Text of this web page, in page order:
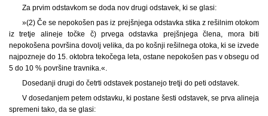
Za prvim odstavkom se doda nov drugi odstavek, ki se glasi:
»(2) Če se nepokošen pas iz prejšnjega odstavka stika z rešilnim otokom
iz tretje alineje točke č) prvega odstavka prejšnjega člena, mora biti
nepokošena površina dovolj velika, da po košnji rešilnega otoka, ki se izvede
najpozneje do 15. oktobra tekočega leta, ostane nepokošen pas v obsegu od
5 do 10 % površine travnika.«.
Dosedanji drugi do četrti odstavek postanejo tretji do peti odstavek.
V dosedanjem petem odstavku, ki postane šesti odstavek, se prva alineja
spremeni tako, da se glasi: